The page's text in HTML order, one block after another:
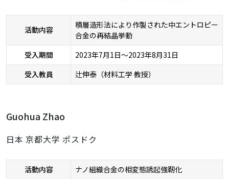
活動内容
積層造形法により作製された中エントロピー
合金の再結晶挙動
受入期間
2023年7月1日～2023年8月31日
受入教員
辻伸泰（材料工学 教授）
Guohua Zhao
日本 京都大学 ポスドク
活動内容
ナノ組織合金の相変態誘起強靭化